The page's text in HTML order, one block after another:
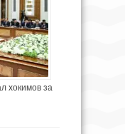
хокимов за